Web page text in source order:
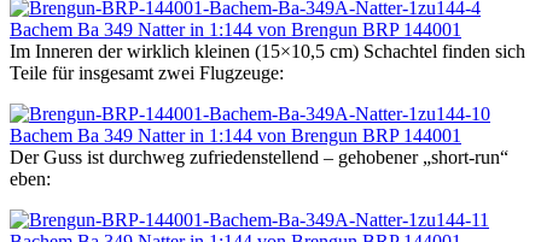
Im Inneren der wirklich kleinen (15×10,5 cm) Schachtel finden sich
Teile für insgesamt zwei Flugzeuge:
Der Guss ist durchweg zufriedenstellend – gehobener „short-run“
eben: